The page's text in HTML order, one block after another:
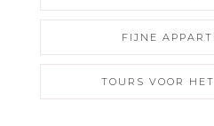
FIJNE
TOURS VOOR